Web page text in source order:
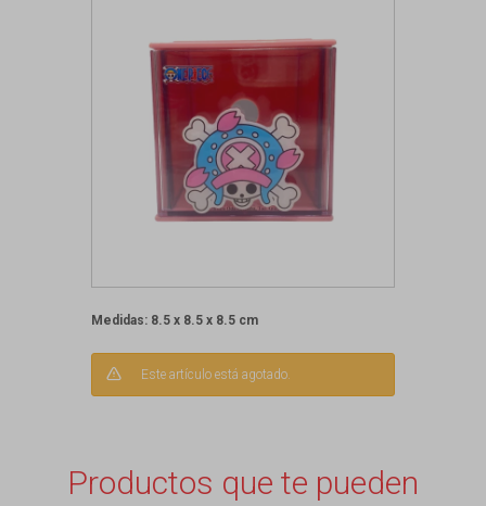
Medidas: 8.5 x 8.5 x 8.5 cm
Este artículo está agotado.
Productos que te pueden